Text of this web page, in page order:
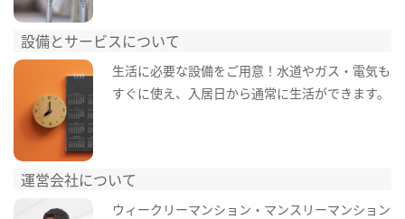
設備とサービスについて
生活に必要な設備をご用意！水道やガス・電気も
すぐに使え、入居日から通常に生活ができます。
運営会社について
ウィークリーマンション・マンスリーマンション